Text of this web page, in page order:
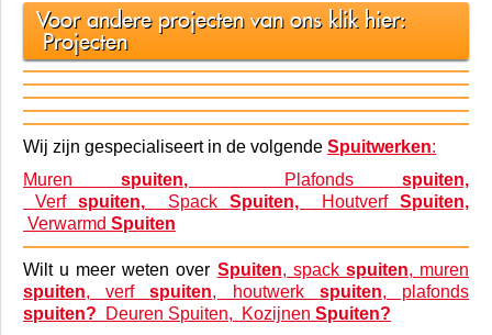
projecten welke door ons zijn
gespoten
Voor andere projecten van ons klik hier:
Projecten
Wij zijn gespecialiseert in de volgende
Muren spuiten, Plafondsspuiten,
Verfspuiten,Spack Spuiten,Houtverf
Spuiten,
VerwarmdSpuiten